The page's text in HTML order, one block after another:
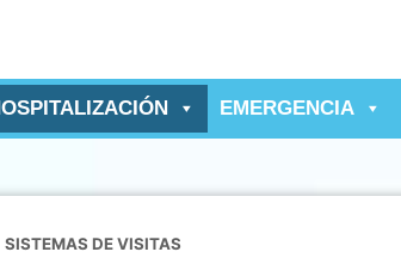
EMERGENCIA
SISTEMAS DE VISITAS